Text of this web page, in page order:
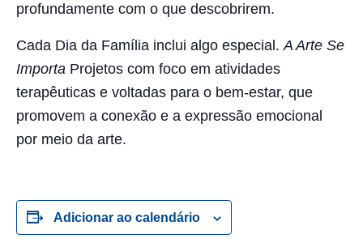
profundamente com o que descobrirem.
Cada Dia da Família inclui algo especial.A Arte Se
Importa Projetos com foco em atividades
terapêuticas e voltadas para o bem-estar, que
promovem a conexão e a expressão emocional
por meio da arte.
Adicionar ao calendário